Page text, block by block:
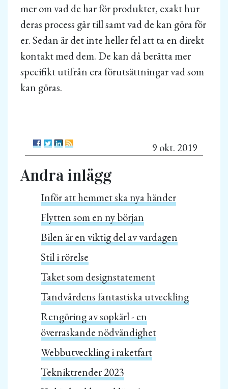
mer om vad de har för produkter, exakt hur
deras process går till samt vad de kan göra för
er. Sedan är det inte heller fel att ta en direkt
kontakt med dem. De kan då berätta mer
specifikt utifrån era förutsättningar vad som
kan göras.
9 okt. 2019
Andra inlägg
Inför att hemmet ska nya händer
Flytten som en ny början
Bilen är en viktig del av vardagen
Stil i rörelse
Taket som designstatement
Tandvårdens fantastiska utveckling
Rengöring av sopkärl - en
överraskande nödvändighet
Webbutveckling i raketfart
Tekniktrender 2023